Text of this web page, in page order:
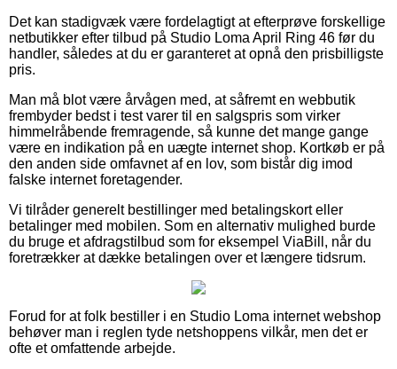
Det kan stadigvæk være fordelagtigt at efterprøve forskellige
netbutikker efter tilbud på Studio Loma April Ring 46 før du
handler, således at du er garanteret at opnå den prisbilligste
pris.
Man må blot være årvågen med, at såfremt en webbutik
frembyder bedst i test varer til en salgspris som virker
himmelråbende fremragende, så kunne det mange gange
være en indikation på en uægte internet shop. Kortkøb er på
den anden side omfavnet af en lov, som bistår dig imod
falske internet foretagender.
Vi tilråder generelt bestillinger med betalingskort eller
betalinger med mobilen. Som en alternativ mulighed burde
du bruge et afdragstilbud som for eksempel ViaBill, når du
foretrækker at dække betalingen over et længere tidsrum.
Forud for at folk bestiller i en Studio Loma internet webshop
behøver man i reglen tyde netshoppens vilkår, men det er
ofte et omfattende arbejde.